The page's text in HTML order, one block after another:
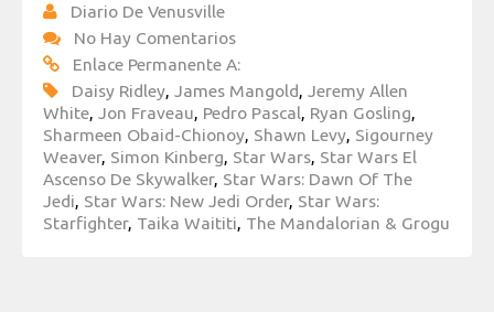
Diario De Venusville
No Hay Comentarios
Enlace Permanente A:
Daisy Ridley, James Mangold, Jeremy Allen
White, Jon Fraveau, Pedro Pascal, Ryan Gosling,
Sharmeen Obaid-Chionoy, Shawn Levy, Sigourney
Weaver, Simon Kinberg, Star Wars, Star Wars El
Ascenso De Skywalker, Star Wars: Dawn Of The
Jedi, Star Wars: New Jedi Order, Star Wars:
Starfighter, Taika Waititi, The Mandalorian & Grogu